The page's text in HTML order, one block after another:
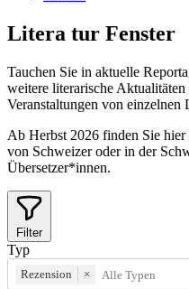
Litera tur Fenster
Tauchen Sie in aktuelle
weitere literarische
Veranstaltungen von einzelnen
Ab Herbst 2026 finden Sie
von Schweizer oder in der
Übersetzer*innen.
Filter
Typ
Rezension ×